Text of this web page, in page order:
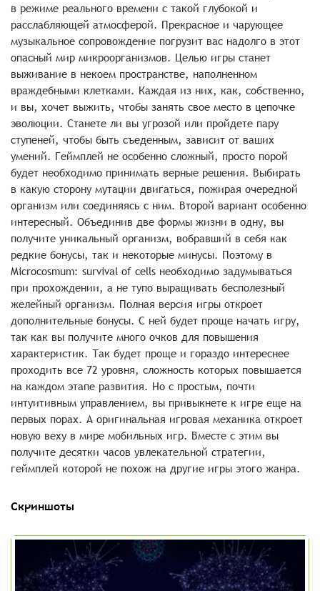
в режиме реального времени с такой глубокой и
расслабляющей атмосферой. Прекрасное и чарующее
музыкальное сопровождение погрузит вас надолго в этот
опасный мир микроорганизмов. Целью игры станет
выживание в некоем пространстве, наполненном
враждебными клетками. Каждая из них, как, собственно,
и вы, хочет выжить, чтобы занять свое место в цепочке
эволюции. Станете ли вы угрозой или пройдете пару
ступеней, чтобы быть съеденным, зависит от ваших
умений. Геймплей не особенно сложный, просто порой
будет необходимо принимать верные решения. Выбирать
в какую сторону мутации двигаться, пожирая очередной
организм или соединяясь с ним. Второй вариант особенно
интересный. Объединив две формы жизни в одну, вы
получите уникальный организм, вобравший в себя как
редкие бонусы, так и некоторые минусы. Поэтому в
Microcosmum: survival of cells необходимо задумываться
при прохождении, а не тупо выращивать бесполезный
желейный организм. Полная версия игры откроет
дополнительные бонусы. С ней будет проще начать игру,
так как вы получите много очков для повышения
характеристик. Так будет проще и гораздо интереснее
проходить все 72 уровня, сложность которых повышается
на каждом этапе развития. Но с простым, почти
интуитивным управлением, вы привыкнете к игре еще на
первых порах. А оригинальная игровая механика откроет
новую веху в мире мобильных игр. Вместе с этим вы
получите десятки часов увлекательной стратегии,
геймплей которой не похож на другие игры этого жанра.
Скриншоты